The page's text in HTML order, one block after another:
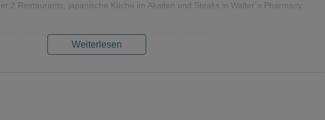
2 Restaurants, japanische Küche im Akaiten und Steaks in Walter´s Pharmacy.
of India“ kann für Veranstaltungen genutzt werden.
Weiterlesen